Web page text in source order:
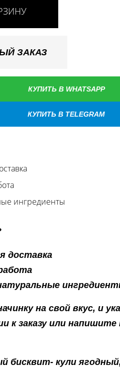
ЗАКАЗ
КУПИТЬ В WHATSAPP
КУПИТЬ В TELEGRAM
ингредиенты
доставка
на свой вкус, и
к заказу или напишите
бисквит- кули